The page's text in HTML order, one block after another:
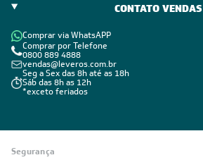
CONTATO VENDAS
Comprar via WhatsAPP
Comprar por Telefone
0800 889 4888
vendas@leveros.com.br
Seg a Sex das 8h até as 18h
Sáb das 8h as 12h
*exceto feriados
Segurança